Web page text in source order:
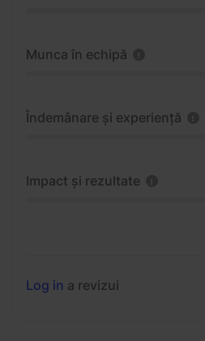
Munca în echipă
Îndemânare și experiență
Impact și rezultate
Log in a revizui